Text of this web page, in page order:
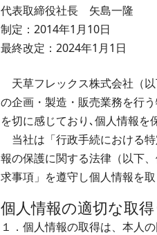
代表取締役社長 矢島一隆
制定：2014年1月10日
最終改定：2024年1月1日
天草フレックス株式会社（
の企画・製造・販売業務を行
を切に感じており､個人情報を
当社は「行政手続における
報の保護に関する法律（以下
求事項」を遵守し個人情報を
個人情報の適切な取
１．個人情報の取得は、本人